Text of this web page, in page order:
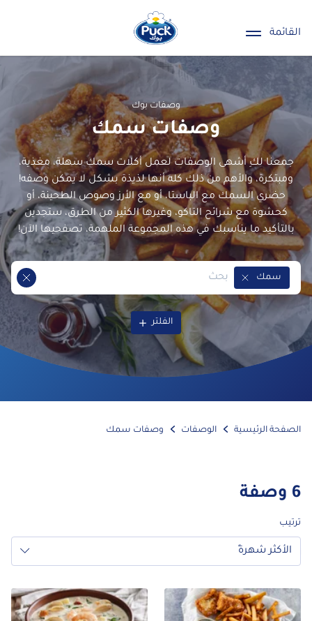
القائمة
وصفات بوك
وصفات سمك
جمعنا لكِ أشهى الوصفات لعمل أكلات سمك سهلة، مغذية،
ومبتكرة، والأهم من ذلك كله أنها لذيذة بشكل لا يمكن وصفه!
حضري السمك مع الباستا، أو مع الأرز وصوص الطحينة، أو
كحشوة مع شرائح التاكو، وغيرها الكثير من الطرق، ستجدين
بالتأكيد ما يناسبك في هذه المجموعة الملهمة، تصفحيها الآن!
سمك
Remove Tag
الفلتر
الصفحة الرئيسية الوصفات وصفات سمك
6 وصفة
ترتيب
الأكثر شهرةً